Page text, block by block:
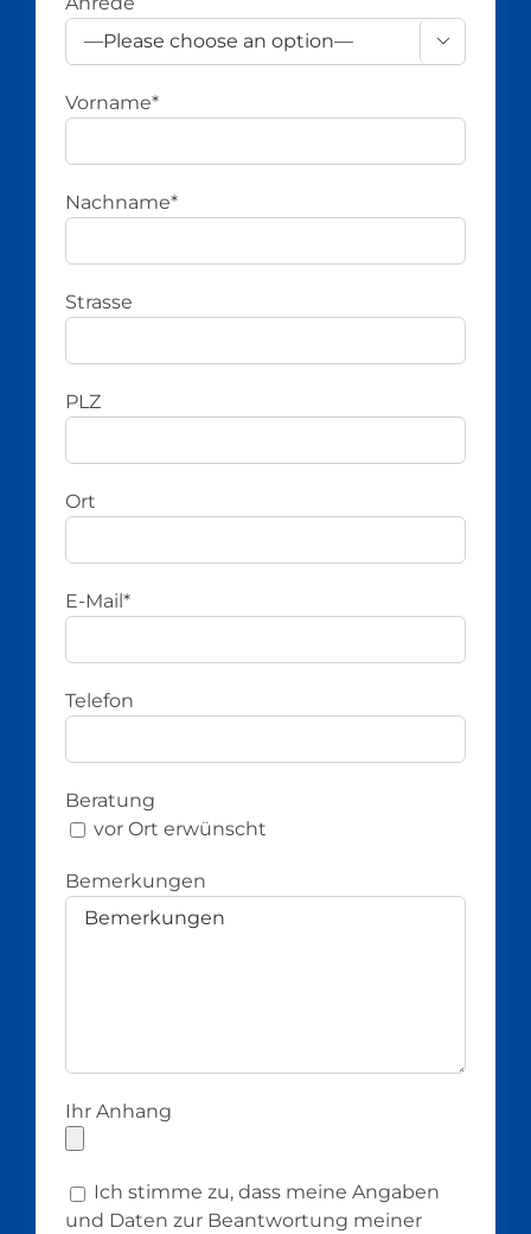

Vorname*
Nachname*
Strasse
PLZ
Ort
E-Mail*
Telefon
Beratung
vor Ort erwünscht
Bemerkungen
Ihr Anhang
Ich stimme zu, dass meine Angaben
und Daten zur Beantwortung meiner